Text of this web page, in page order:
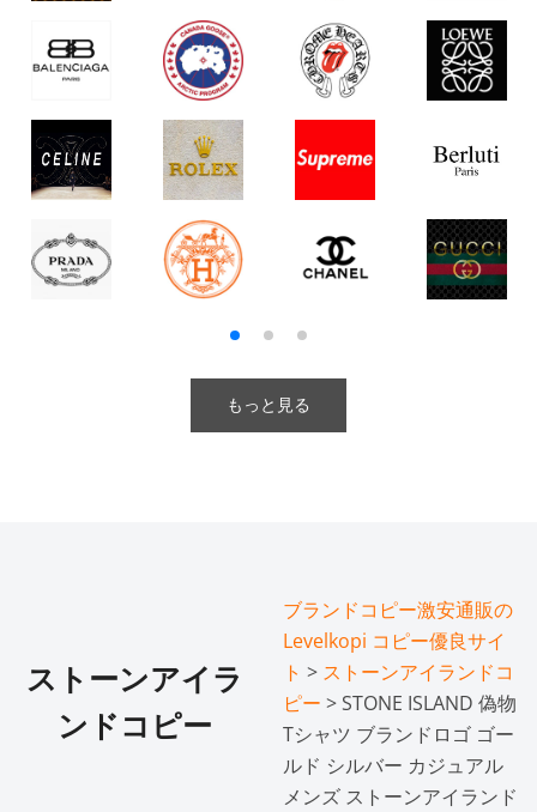
もっと見る
ストーンアイラ
ンドコピー
ブランドコピー激安通販の
Levelkopi コピー優良サイ
ト > ストーンアイランドコ
ピー > STONE ISLAND 偽物
Tシャツ ブランドロゴ ゴー
ルド シルバー カジュアル
メンズ ストーンアイランド